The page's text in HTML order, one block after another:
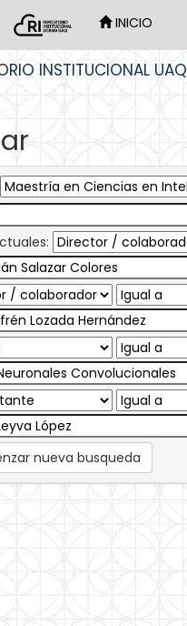
INICIO
INSTITUCIONAL UAQ
nueva busqueda